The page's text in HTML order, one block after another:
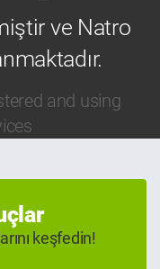
ve Natro
and using
keşfedin!